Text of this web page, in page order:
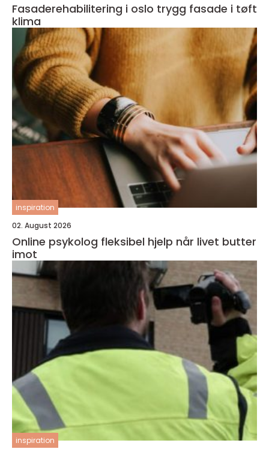
Fasaderehabilitering i oslo trygg fasade i tøft
klima
inspiration
02. August 2026
Online psykolog fleksibel hjelp når livet butter
imot
inspiration